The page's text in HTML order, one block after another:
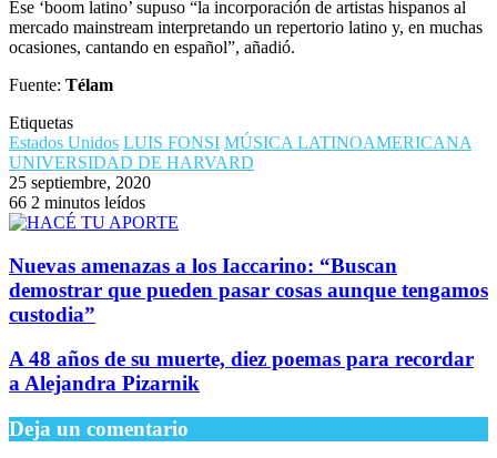
Ese ‘boom latino’ supuso “la incorporación de artistas hispanos al
mercado mainstream interpretando un repertorio latino y, en muchas
ocasiones, cantando en español”, añadió.
Fuente: Télam
Etiquetas
Estados Unidos LUIS FONSI MÚSICA LATINOAMERICANA
UNIVERSIDAD DE HARVARD
25 septiembre, 2020
66 2 minutos leídos
Nuevas amenazas a los Iaccarino: “Buscan
demostrar que pueden pasar cosas aunque tengamos
custodia”
A 48 años de su muerte, diez poemas para recordar
a Alejandra Pizarnik
Deja un comentario